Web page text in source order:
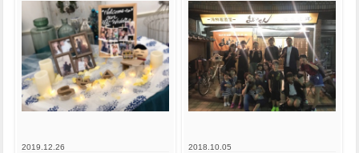
2019.12.26 2018.10.05